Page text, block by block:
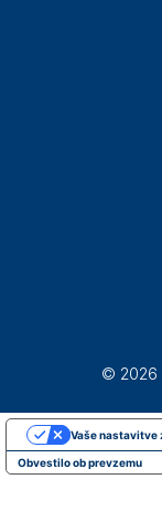
© 2026
Obvestilo ob prevzemu
Vaše nastavitve